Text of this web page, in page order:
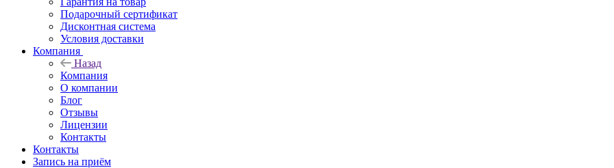
Подарочный сертификат
Дисконтная система
Условия доставки
Компания
Назад
Компания
О компании
Блог
Отзывы
Лицензии
Контакты
Контакты
Запись на приём